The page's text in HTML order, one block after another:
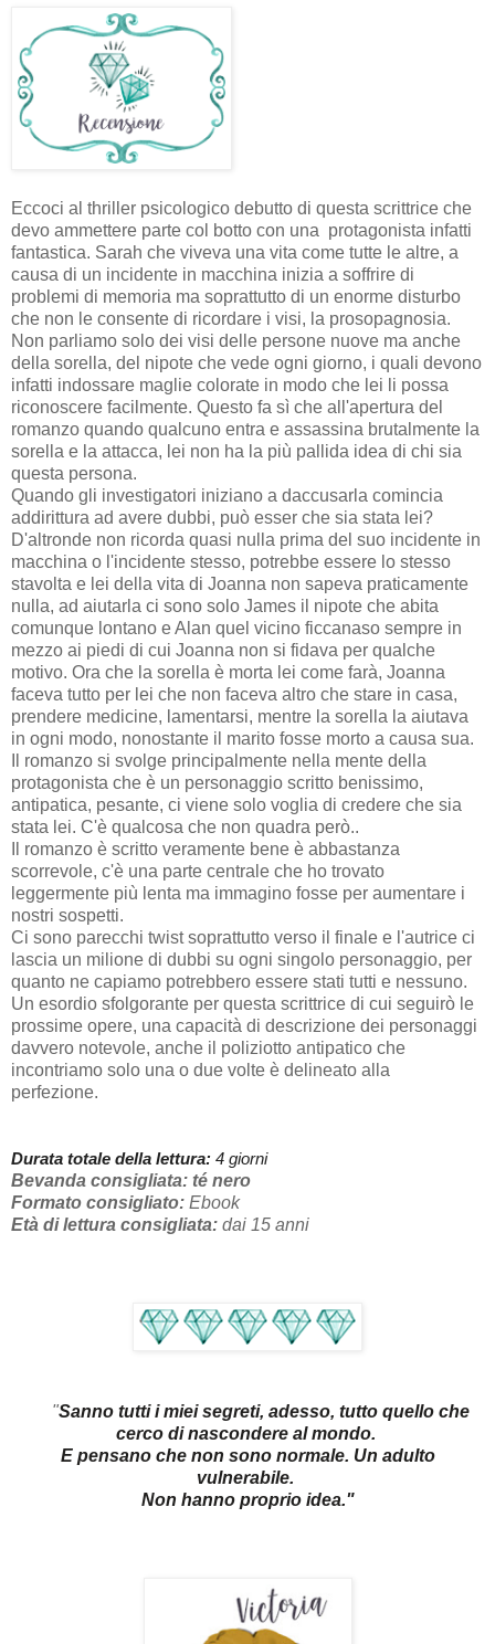
Eccoci al thriller psicologico debutto di questa scrittrice che
devo ammettere parte col botto con una protagonista infatti
fantastica. Sarah che viveva una vita come tutte le altre, a
causa di un incidente in macchina inizia a soffrire di
problemi di memoria ma soprattutto di un enorme disturbo
che non le consente di ricordare i visi, la prosopagnosia.
Non parliamo solo dei visi delle persone nuove ma anche
della sorella, del nipote che vede ogni giorno, i quali devono
infatti indossare maglie colorate in modo che lei li possa
riconoscere facilmente. Questo fa sì che all'apertura del
romanzo quando qualcuno entra e assassina brutalmente la
sorella e la attacca, lei non ha la più pallida idea di chi sia
questa persona.
Quando gli investigatori iniziano a daccusarla comincia
addirittura ad avere dubbi, può esser che sia stata lei?
D'altronde non ricorda quasi nulla prima del suo incidente in
macchina o l'incidente stesso, potrebbe essere lo stesso
stavolta e lei della vita di Joanna non sapeva praticamente
nulla, ad aiutarla ci sono solo James il nipote che abita
comunque lontano e Alan quel vicino ficcanaso sempre in
mezzo ai piedi di cui Joanna non si fidava per qualche
motivo. Ora che la sorella è morta lei come farà, Joanna
faceva tutto per lei che non faceva altro che stare in casa,
prendere medicine, lamentarsi, mentre la sorella la aiutava
in ogni modo, nonostante il marito fosse morto a causa sua.
Il romanzo si svolge principalmente nella mente della
protagonista che è un personaggio scritto benissimo,
antipatica, pesante, ci viene solo voglia di credere che sia
stata lei. C'è qualcosa che non quadra però..
Il romanzo è scritto veramente bene è abbastanza
scorrevole, c'è una parte centrale che ho trovato
leggermente più lenta ma immagino fosse per aumentare i
nostri sospetti.
Ci sono parecchi twist soprattutto verso il finale e l'autrice ci
lascia un milione di dubbi su ogni singolo personaggio, per
quanto ne capiamo potrebbero essere stati tutti e nessuno.
Un esordio sfolgorante per questa scrittrice di cui seguirò le
prossime opere, una capacità di descrizione dei personaggi
davvero notevole, anche il poliziotto antipatico che
incontriamo solo una o due volte è delineato alla
perfezione.
Durata totale della lettura: 4 giorni
Bevanda consigliata: té nero
Formato consigliato: Ebook
Età di lettura consigliata: dai 15 anni
"Sanno tutti i miei segreti, adesso, tutto quello che
cerco di nascondere al mondo.
E pensano che non sono normale. Un adulto
vulnerabile.
Non hanno proprio idea."